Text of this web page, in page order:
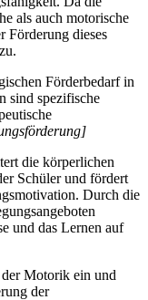
als auch motorische
Förderung dieses
Förderbedarf in
sind spezifische
die körperlichen
Schüler und fördert
Durch die
und das Lernen auf
Motorik ein und
der